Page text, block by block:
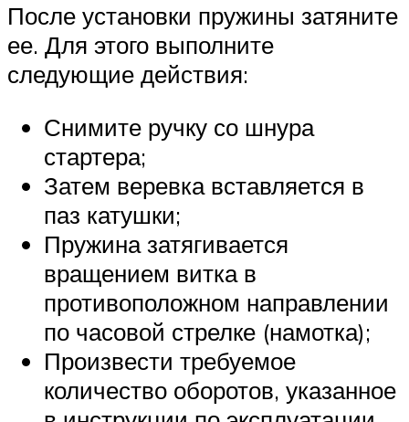
После установки пружины затяните
ее. Для этого выполните
следующие действия:
Снимите ручку со шнура
стартера;
Затем веревка вставляется в
паз катушки;
Пружина затягивается
вращением витка в
противоположном направлении
по часовой стрелке (намотка);
Произвести требуемое
количество оборотов, указанное